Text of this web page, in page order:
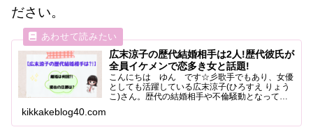
ださい。
広末涼子の歴代結婚相手は2人!歴代彼氏が
全員イケメンで恋多き女と話題!
こんにちは ゆん です☆彡歌手でもあり、女優
としても活躍している広末涼子(ひろすえ りょう
こ)さん。歴代の結婚相手や不倫騒動となって報
「結婚・出産・不倫・...
kikkakeblog40.com